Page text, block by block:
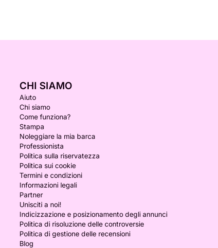
CHI SIAMO
Aiuto
Chi siamo
Come funziona?
Stampa
Noleggiare la mia barca
Professionista
Politica sulla riservatezza
Politica sui cookie
Termini e condizioni
Informazioni legali
Partner
Unisciti a noi!
Indicizzazione e posizionamento degli annunci
Politica di risoluzione delle controversie
Politica di gestione delle recensioni
Blog